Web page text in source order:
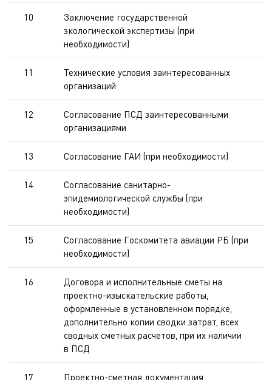
10
Заключение государственной
экологической экспертизы (при
необходимости)
11
Технические условия заинтересованных
организаций
12
Согласование ПСД заинтересованными
организациями
13 Согласование ГАИ (при необходимости)
14
Согласование санитарно-
эпидемиологической службы (при
необходимости)
15
Согласование Госкомитета авиации РБ (при
необходимости)
16
Договора и исполнительные сметы на
проектно-изыскательские работы,
оформленные в установленном порядке,
дополнительно копии сводки затрат, всех
сводных сметных расчетов, при их наличии
в ПСД
17 Проектно-сметная документация,